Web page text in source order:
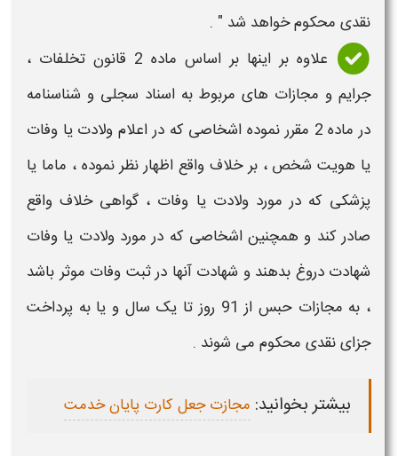
نقدی محکوم خواهد شد " .
علاوه بر اینها بر اساس ماده 2 قانون
تخلفات ،
جرایم و مجازات هایمربوط به اسناد سجلی و شناسنامه
در ماده 2 مقرر نموده اشخاصی که در اعلام ولادت یا
وفات
یا هویت شخص ، بر خلاف واقع اظهار نظر نموده ، ماما یا
پزشکی که در مورد ولادت یا وفات ، گواهی خلاف واقع
صادر کند و همچنین اشخاصی که در مورد ولادت یا وفات
شهادت دروغ بدهند و شهادت آنها در ثبت وفات موثر باشد
، به مجازات
حبس از 91 روز تا یک سال و یا به پرداخت
جزای نقدی محکوم می شوند .
بیشتر بخوانید: مجازت جعل کارت پایان خدمت